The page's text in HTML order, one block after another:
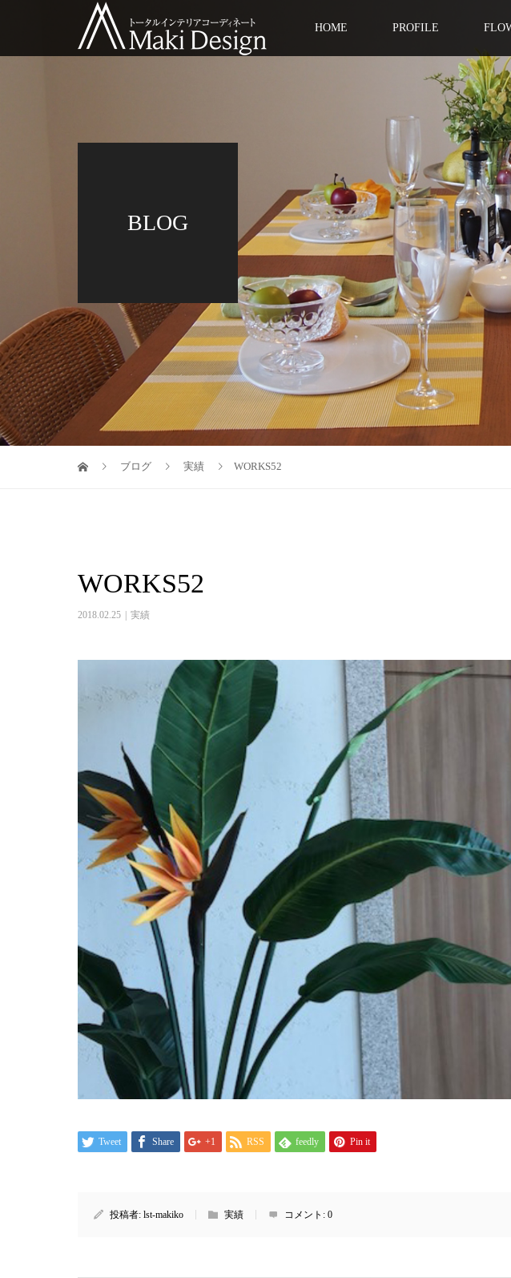
HOME PROFILE
BLOG
ブログ 実績 WORKS52
WORKS52
2018.02.25 実績
Tweet Share +1 RSS feedly Pin it
投稿者: lst-makiko 実績 コメント: 0